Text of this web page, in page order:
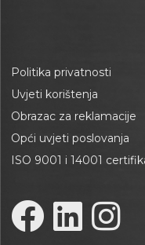
Politika privatnosti
Uvjeti korištenja
Obrazac za reklamacije
Opći uvjeti poslovanja
ISO 9001 i 14001